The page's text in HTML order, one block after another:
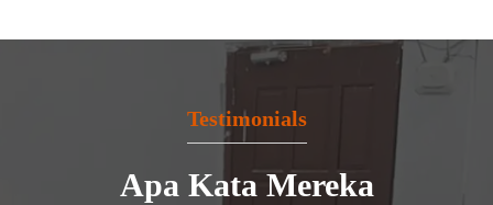
Testimonials
Apa Kata Mereka